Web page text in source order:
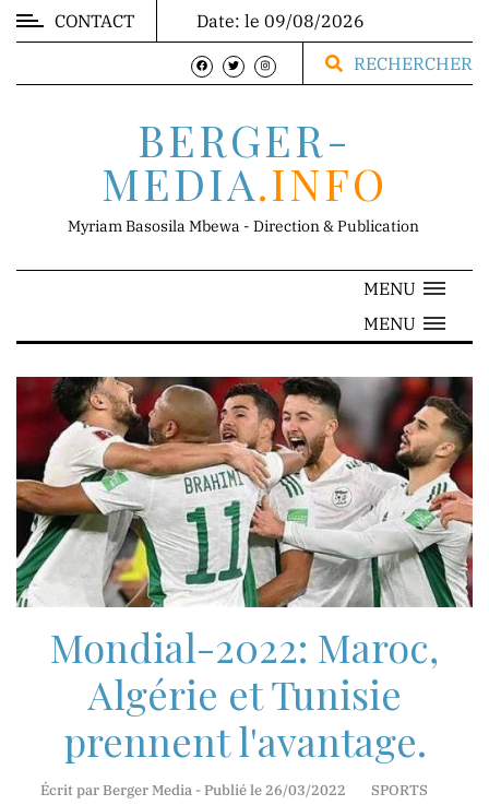
DIRECTION
Franck
Mbewa
Direction
Générale
Mr.
Jean-
Marie
Mbunga
Technique
Madame
Myriam
Basosila
CONTACT
Date: le 09/08/2026
RECHERCHER
BERGER-
MEDIA.INFO
Myriam Basosila Mbewa - Direction & Publication
MENU
MENU
Mondial-2022: Maroc,
Algérie et Tunisie
prennent l'avantage.
Écrit par Berger Media - Publié le 26/03/2022 SPORTS